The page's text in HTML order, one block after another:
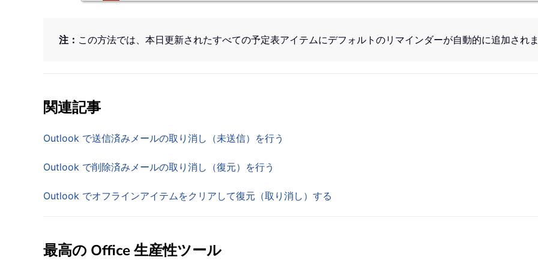
注： この方法では、本日更新されたすべての予定表アイテムにデフォルトのリマインダーが自動的に追加され
関連記事
Outlook で送信済みメールの取り消し（未送信）を行う
Outlook で削除済みメールの取り消し（復元）を行う
Outlook でオフラインアイテムをクリアして復元（取り消し）する
最高の Office 生産性ツール